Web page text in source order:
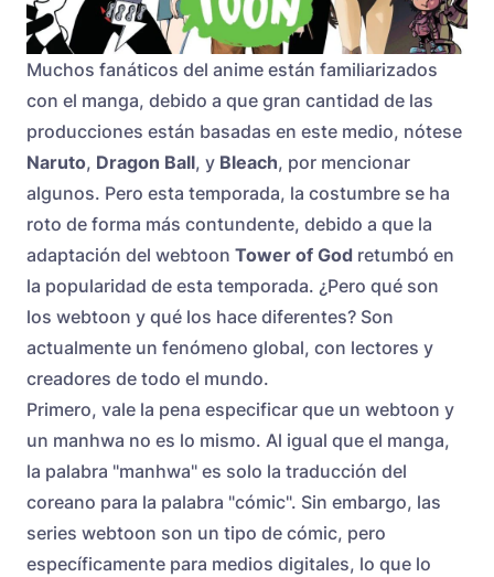
Muchos fanáticos del anime están familiarizados
con el manga, debido a que gran cantidad de las
producciones están basadas en este medio, nótese
Naruto, Dragon Ball, y Bleach, por mencionar
algunos. Pero esta temporada, la costumbre se ha
roto de forma más contundente, debido a que la
adaptación del webtoon Tower of God retumbó en
la popularidad de esta temporada. ¿Pero qué son
los webtoon y qué los hace diferentes? Son
actualmente un fenómeno global, con lectores y
creadores de todo el mundo.
Primero, vale la pena especificar que un webtoon y
un manhwa no es lo mismo. Al igual que el manga,
la palabra "manhwa" es solo la traducción del
coreano para la palabra "cómic". Sin embargo, las
series webtoon son un tipo de cómic, pero
específicamente para medios digitales, lo que lo